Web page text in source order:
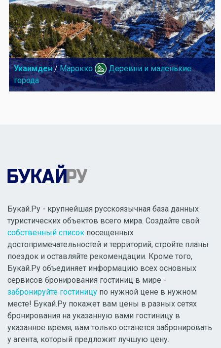
Укаимден/ Марокко
Деревни и маленькие
города
Букай.Ру - крупнейшая русскоязычная база данных
туристических объектов всего мира. Создайте свой
собственный список посещенных
достопримечательностей и территорий, стройте планы
поездок и оставляйте рекомендации. Кроме того,
Букай.Ру объединяет информацию всех основных
сервисов бронирования гостиниц в мире -
забронируйте гостиницу по нужной цене в нужном
месте! Букай.Ру покажет вам цены в разных сетях
бронирования на указанную вами гостиницу в
указанное время, вам только останется забронировать
у агента, который предложит лучшую цену.